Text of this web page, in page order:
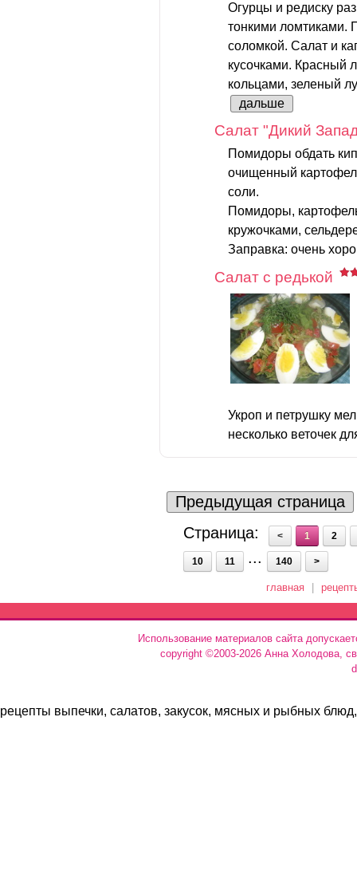
Огурцы и редиску
тонкими ломтиками.
соломкой. Салат и
кусочками. Красный
кольцами, зеленый
дальше
Салат "Дикий
Помидоры обдать
очищенный
соли.
Помидоры,
кружочками,
Заправка: очень
Салат с редькой
Укроп и петрушку
несколько веточек
Предыдущая страница
Страница:
< 1 2
10 11 ... 140 >
главная
Использование материалов сайта
copyright ©2003-2026 Анна Холодова,
рецепты выпечки, салатов, закусок, мясных и рыбных